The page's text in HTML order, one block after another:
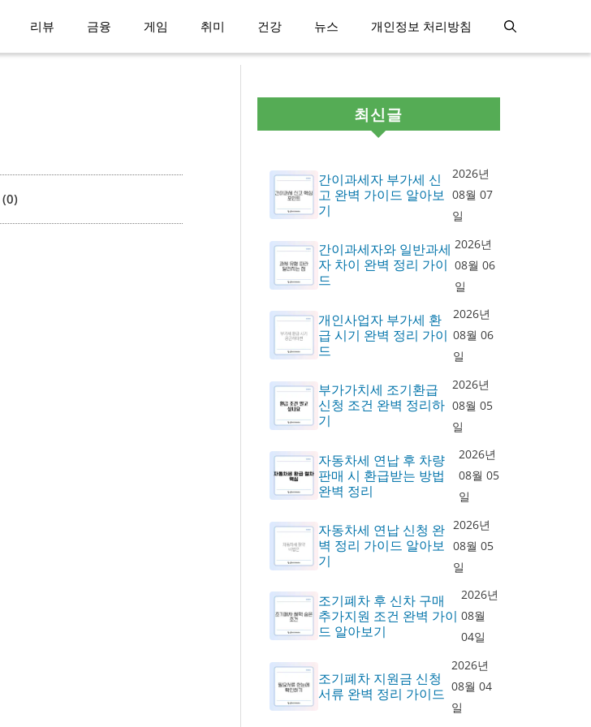
리뷰 금융 게임 취미 건강 뉴스 개인정보 처리방침
(0)
최신글
간이과세자 부가세 신
고 완벽 가이드 알아보
기
2026년
08월 07
일
간이과세자와 일반과세
자 차이 완벽 정리 가이
드
2026년
08월 06
일
개인사업자 부가세 환
급 시기 완벽 정리 가이
드
2026년
08월 06
일
부가가치세 조기환급
신청 조건 완벽 정리하
기
2026년
08월 05
일
자동차세 연납 후 차량
판매 시 환급받는 방법
완벽 정리
2026년
08월 05
일
자동차세 연납 신청 완
벽 정리 가이드 알아보
기
2026년
08월 05
일
조기폐차 후 신차 구매
추가지원 조건 완벽 가이
드 알아보기
2026년
08월
04일
조기폐차 지원금 신청
서류 완벽 정리 가이드
2026년
08월 04
일